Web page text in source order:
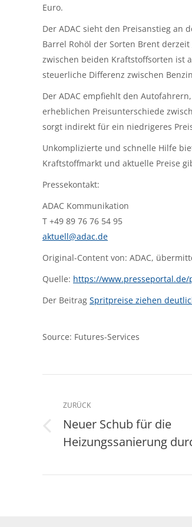
Euro.
Der ADAC sieht den Preisanstieg an
Barrel Rohöl der Sorten Brent
zwischen beiden Kraftstoffsorten ist
steuerliche Differenz zwischen
Der ADAC empfiehlt den
erheblichen Preisunterschiede
sorgt indirekt für ein niedrigeres
Unkomplizierte und schnelle Hilfe
Kraftstoffmarkt und aktuelle Preise
Pressekontakt:
ADAC Kommunikation
T +49 89 76 76 54 95
aktuell@adac.de
Original-Content von: ADAC,
Quelle: https://www.presseportal.de/
Der Beitrag Spritpreise ziehen
Source: Futures-Services
ZURÜCK
Vorheriger
Beitrag:
Neuer Schub für die
Heizungssanierung